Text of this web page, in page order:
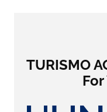
TURISMO
For